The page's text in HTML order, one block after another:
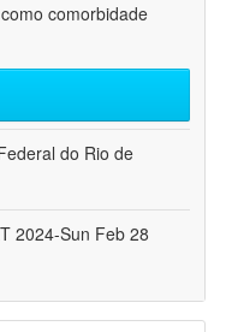
comorbidade
do Rio de
2024-Sun Feb 28